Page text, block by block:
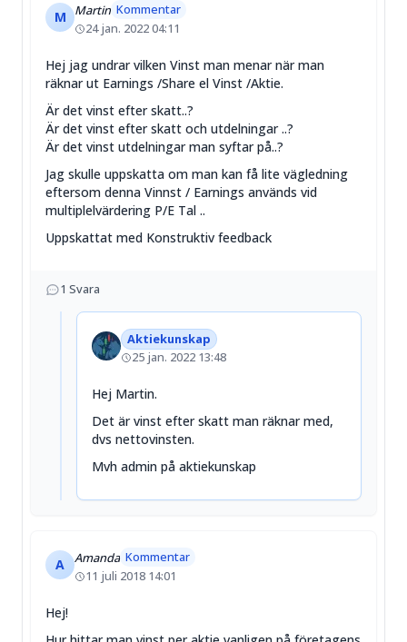
M Martin Kommentar
24 jan. 2022 04:11
Hej jag undrar vilken Vinst man menar när man
räknar ut Earnings /Share el Vinst /Aktie.
Är det vinst efter skatt..?
Är det vinst efter skatt och utdelningar ..?
Är det vinst utdelningar man syftar på..?
Jag skulle uppskatta om man kan få lite vägledning
eftersom denna Vinnst / Earnings används vid
multiplelvärdering P/E Tal ..
Uppskattat med Konstruktiv feedback
1 Svara
Aktiekunskap
25 jan. 2022 13:48
Hej Martin.
Det är vinst efter skatt man räknar med,
dvs nettovinsten.
Mvh admin på aktiekunskap
A Amanda Kommentar
11 juli 2018 14:01
Hej!